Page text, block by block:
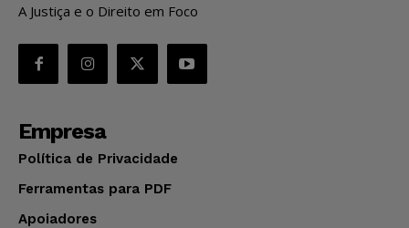
A Justiça e o Direito em Foco
Empresa
Política de Privacidade
Ferramentas para PDF
Apoiadores